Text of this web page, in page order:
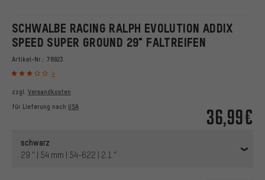
SCHWALBE RACING RALPH EVOLUTION ADDIX
SPEED SUPER GROUND 29" FALTREIFEN
Artikel-Nr.: 78923
4
36,99€
zzgl. Versandkosten
für Lieferung nach USA
schwarz
29 " | 54 mm | 54-622 | 2.1 "